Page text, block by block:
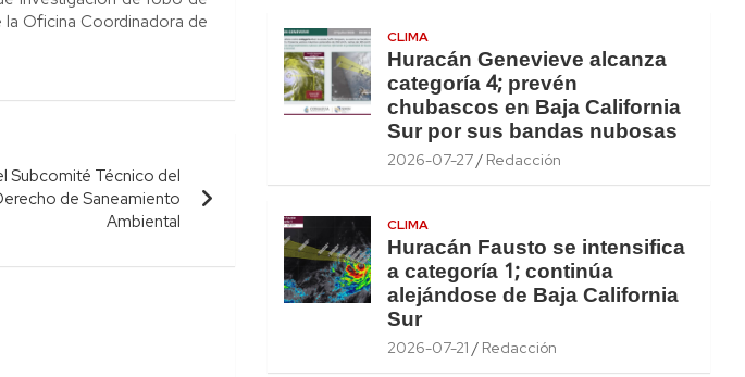
Oficina Coordinadora de
Subcomité Técnico del
de Saneamiento
Ambiental
CLIMA
Huracán Genevieve alcanza
categoría 4; prevén
chubascos en Baja California
Sur por sus bandas nubosas
2026-07-27 Redacción
CLIMA
Huracán Fausto se intensifica
a categoría 1; continúa
alejándose de Baja California
Sur
2026-07-21 Redacción